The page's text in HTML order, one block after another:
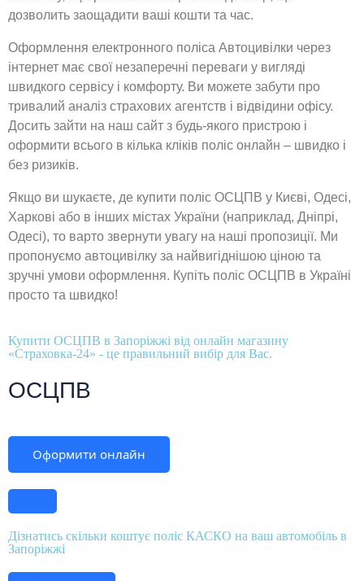
дозволить заощадити ваші кошти та час.
Оформлення електронного поліса Автоцивілки через
інтернет має свої незаперечні переваги у вигляді
швидкого сервісу і комфорту. Ви можете забути про
тривалий аналіз страхових агентств і відвідини офісу.
Досить зайти на наш сайт з будь-якого пристрою і
оформити всього в кілька кліків поліс онлайн – швидко і
без ризиків.
Якщо ви шукаєте, де купити поліс ОСЦПВ у Києві, Одесі,
Харкові або в інших містах України (наприклад, Дніпрі,
Одесі), то варто звернути увагу на наші пропозиції. Ми
пропонуємо автоцивілку за найвигіднішою ціною та
зручні умови оформлення. Купіть поліс ОСЦПВ в Україні
просто та швидко!
Купити ОСЦПВ в Запоріжжі від онлайн магазину
«Страховка-24» - це правильний вибір для Вас.
ОСЦПВ
Оформити онлайн
Дізнатись скільки коштує поліс КАСКО на ваш автомобіль в
Запоріжжі